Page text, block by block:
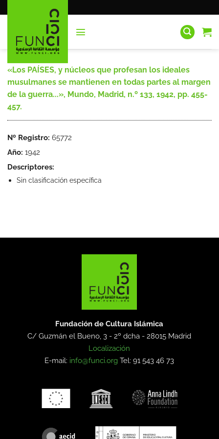
al
«Los PAÍSES, y núcleos que profesan los ideales
musulmanes se mantienen en todas partes al margen
de la guerra...», Mundo, Madrid, n.º 133, 1942, pp. 455-
457.
Nº Registro: 65772
Año: 1942
Descriptores:
Sin clasificación específica
Fundación de Cultura Islámica
C/ Guzmán el Bueno, 3 - 2º dcha -28015 Madrid
Localización
E-mail: info@funci.org Tel: 91 543 46 73